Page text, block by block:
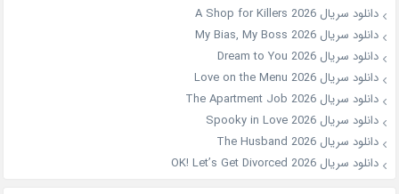
دانلود سریال A Shop for Killers 2026
دانلود سریال My Bias, My Boss 2026
دانلود سریال Dream to You 2026
دانلود سریال Love on the Menu 2026
دانلود سریال The Apartment Job 2026
دانلود سریال Spooky in Love 2026
دانلود سریال The Husband 2026
دانلود سریال OK! Let’s Get Divorced 2026